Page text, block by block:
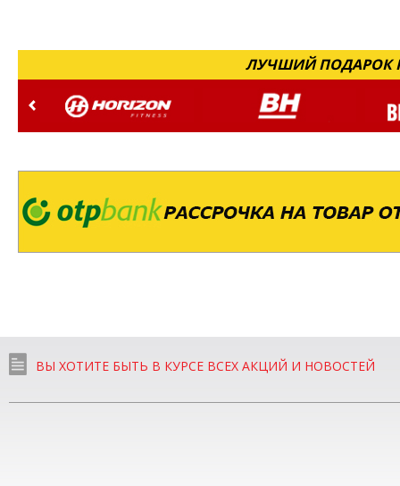
ЛУЧШИЙ ПОДАРОК
ВЫ ХОТИТЕ БЫТЬ В КУРСЕ ВСЕХ АКЦИЙ И НОВОСТЕЙ